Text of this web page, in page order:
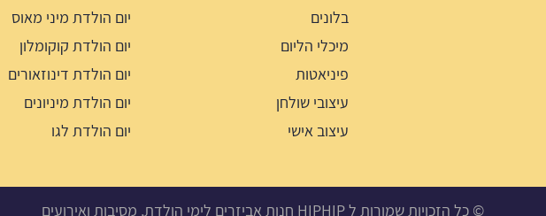
בלונים
מיכלי הליום
פיניאטות
עיצובי שולחן
עיצוב אישי
יום הולדת מיני מאוס
יום הולדת קוקומלון
יום הולדת דינוזאורים
יום הולדת מיניונים
יום הולדת לגו
© כל הזכויות שמורות ל HIPHIP חנות אביזרים לימי הולדת, מסיבות ואירועים